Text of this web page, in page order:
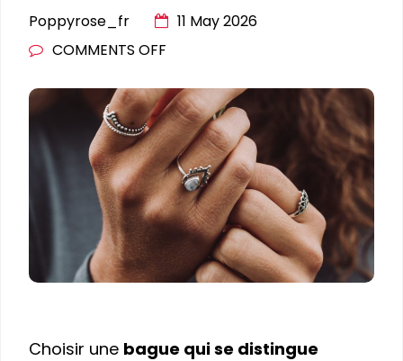
Poppyrose_fr
11 May 2026
COMMENTS OFF
BAGUE
CHOISIR
POUR
FAIRE
LA
DIFFÉRENCE
Choisir une bague qui se distingue